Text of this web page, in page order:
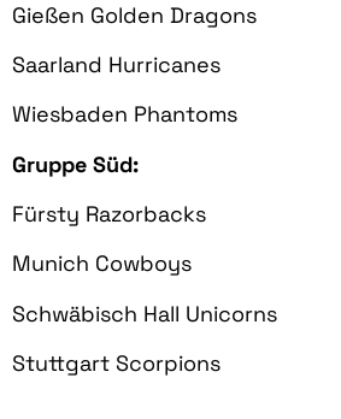
Gießen Golden Dragons
Saarland Hurricanes
Wiesbaden Phantoms
Gruppe Süd:
Fürsty Razorbacks
Munich Cowboys
Schwäbisch Hall Unicorns
Stuttgart Scorpions